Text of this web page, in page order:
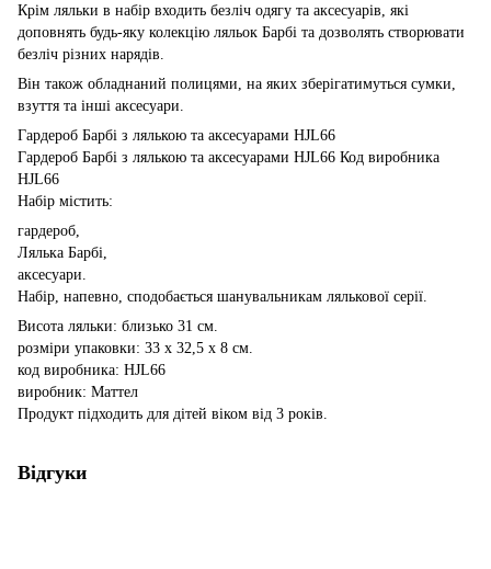
Крім ляльки в набір входить безліч одягу та аксесуарів, які
доповнять будь-яку колекцію ляльок Барбі та дозволять створювати
безліч різних нарядів.
Він також обладнаний полицями, на яких зберігатимуться сумки,
взуття та інші аксесуари.
Гардероб Барбі з лялькою та аксесуарами HJL66
Гардероб Барбі з лялькою та аксесуарами HJL66 Код виробника
HJL66
Набір містить:
гардероб,
Лялька Барбі,
аксесуари.
Набір, напевно, сподобається шанувальникам лялькової серії.
Висота ляльки: близько 31 см.
розміри упаковки: 33 х 32,5 х 8 см.
код виробника: HJL66
виробник: Маттел
Продукт підходить для дітей віком від 3 років.
Відгуки